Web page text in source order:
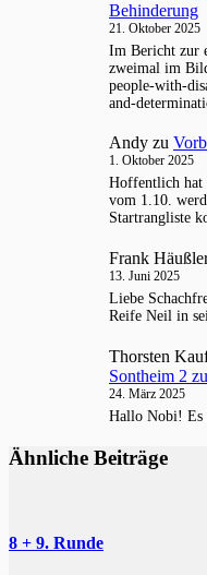
Behinderung
21. Oktober 2025
Im Bericht zur
zweimal im
people-with-
and-
Andy zu
1. Oktober 2025
Hoffentlich hat
vom 1.10.
Startrangliste
Frank
13. Juni 2025
Liebe
Reife Neil in
Thorsten
Sontheim 2
24. März 2025
Hallo Nobi! Es
Ähnliche Beiträge
8 + 9. Runde